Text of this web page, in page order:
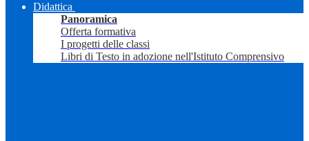
Didattica
Panoramica
Offerta formativa
I progetti delle classi
Libri di Testo in adozione nell'Istituto Comprensivo